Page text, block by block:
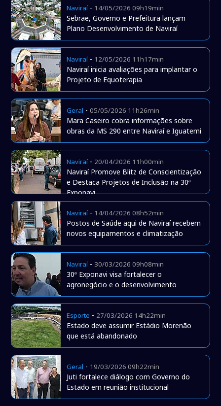
Naviraí- 14/05/2026 09h19min
Sebrae, Governo e Prefeitura lançam
Plano Desenvolvimento de Naviraí
Naviraí- 12/05/2026 11h17min
Naviraí inicia avaliações para implantar o
Projeto de Equoterapia
Geral -05/05/2026 11h26min
Mara Caseiro cobra informações sobre
obras da MS 290 entre Naviraí e Iguatemi
Naviraí- 20/04/2026 11h00min
Naviraí Promove Blitz de Conscientização
e Destaca Projetos de Inclusão na 30ª
Exponavi
Naviraí- 14/04/2026 08h52min
Postos de Saúde aqui de Naviraí recebem
novos equipamentos e climatização
Naviraí- 30/03/2026 09h08min
30ª Exponavi visa fortalecer o
agronegócio e o desenvolvimento
Esporte - 27/03/2026 14h22min
Estado deve assumir Estádio Morenão
que está abandonado
Geral - 19/03/2026 09h22min
Juti fortalece diálogo com Governo do
Estado em reunião institucional